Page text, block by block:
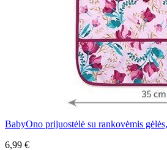
BabyOno prijuostėlė su rankovėmis
6,99 €